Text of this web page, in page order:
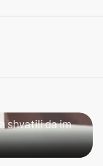
shvatili da im